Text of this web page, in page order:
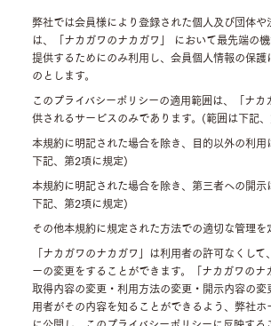
弊社では会員様により登録された個人及び団体や
は、「ナカガワのナカガワ」 において最先端の
提供するためにのみ利用し、会員個人情報の保護
のとします。
このプライバシーポリシーの適用範囲は、「ナ
供されるサービスのみであります。(範囲は下記
本規約に明記された場合を除き、目的以外の利
下記、第2項に規定)
本規約に明記された場合を除き、第三者への開
下記、第2項に規定)
その他本規約に規定された方法での適切な管理を
「ナカガワのナカガワ」は利用者の許可なくし
ーの変更をすることができます。「ナカガワの
取得内容の変更・利用方法の変更・開示内容の
用者がその内容を知ることができるよう、弊社